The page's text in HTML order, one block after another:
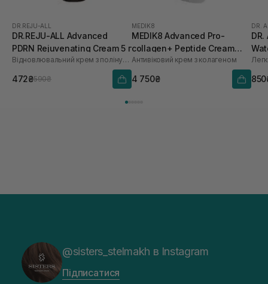
DR.REJU-ALL
DR.REJU-ALL Advanced
PDRN Rejuvenating Cream 5 г
Відновлювальний крем з полінуклеотидами
472₴590₴
MEDIK8
MEDIK8 Advanced Pro-
collagen+ Peptide Cream
(Змінний блок) 50 мл
Антивіковий крем з колагеном
4 750₴
DR.
@sisters_stelmakh в Instagram
Підписатися